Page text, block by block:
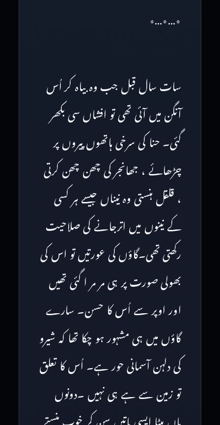
٭…٭…٭
سات سال قبل جب وہ بیاہ کر اُس
آنگن میں آئی تھی تو افشاں سی بکھر
گئی۔ حنا کی سرخی ہاتھوں پیروں پر
چڑھائے ، جھانجر کی چھن چھن کرتی
، قلقل ہنستی وہ نیناں جیسے ہر کسی
کے نینوں میں اترجانے کی صلاحیت
رکھتی تھی۔گاؤں کی عورتیں تو اس کی
بھولی صورت پر ہی مر مر ا گئی تھیں
اور اوپر سے اُس کا حسن۔ سارے
گاؤں میں ہی مشہور ہو چکا تھا کہ شیرو
کی دلہن آسمانی حور ہے۔ اُس کا تعلق
تو زمین سے ہے ہی نہیں ۔دونوں